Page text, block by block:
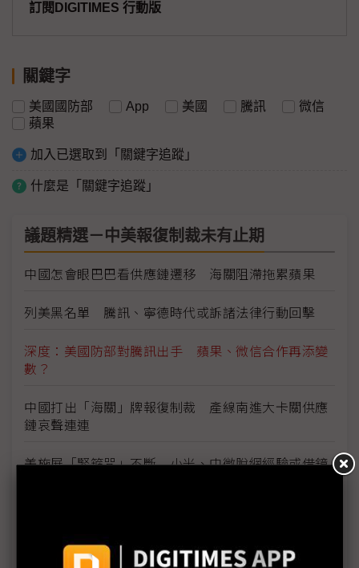
訂閱DIGITIMES 行動版
關鍵字
美國國防部 App 美國 騰訊
微信
蘋果
加入已選取到「關鍵字追蹤」
什麼是「關鍵字追蹤」
議題精選－中美報復制裁未有止期
中國怎會眼巴巴看供應鏈遷移 海關阻滯拖累蘋果
列美黑名單 騰訊、寧德時代或訴諸法律行動回擊
深度：美國防部對騰訊出手 蘋果、微信合作再添變
數？
中國打出「海關」牌報復制裁 產線南進大卡關供應
鏈哀聲連連
美施展「緊箍咒」不斷 小米、中微脫網經驗或借鏡
美國國防部增列中國黑名單企業 騰訊、寧德時代、
長鑫存儲等入列